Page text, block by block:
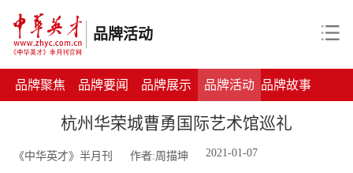
品牌活动
品牌聚焦 品牌要闻 品牌展示 品牌活动 品牌故事
杭州华荣城曹勇国际艺术馆巡礼
《中华英才》半月刊 作者:周描坤 2021-01-07